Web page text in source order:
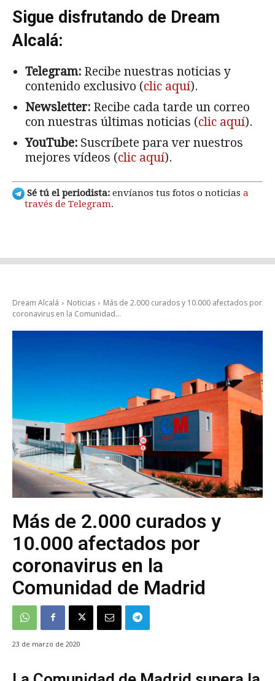
Sigue disfrutando de Dream
Alcalá:
Telegram: Recibe nuestras noticias y
contenido exclusivo (clic aquí).
Newsletter: Recibe cada tarde un correo
con nuestras últimas noticias (clic aquí).
YouTube: Suscríbete para ver nuestros
mejores vídeos (clic aquí).
Sé tú el periodista: envíanos tus fotos o noticias a
través de Telegram.